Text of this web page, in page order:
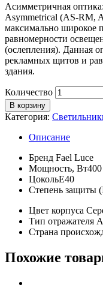
Асимметричная оптика:
Asymmetrical (AS-RM,
максимально широкое
равномерности
(ослепления). Данная
рекламных щитов и
здания.
Количество
В корзину
Категория:
Описание
Бренд Fael Luce
Мощность, Вт400
ЦокольE40
Степень защиты
Цвет корпуса
Тип отражателя
Страна
Похожие